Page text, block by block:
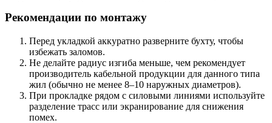
Рекомендации по монтажу
Перед укладкой аккуратно разверните бухту, чтобы
избежать заломов.
Не делайте радиус изгиба меньше, чем рекомендует
производитель кабельной продукции для данного типа
жил (обычно не менее 8–10 наружных диаметров).
При прокладке рядом с силовыми линиями используйте
разделение трасс или экранирование для снижения
помех.